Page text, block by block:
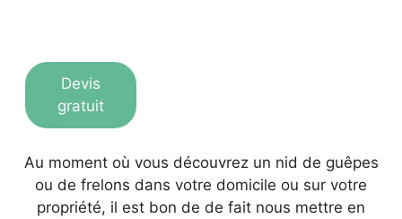
Devis
gratuit
Au moment où vous découvrez un nid de guêpes
ou de frelons dans votre domicile ou sur votre
propriété, il est bon de de fait nous mettre en